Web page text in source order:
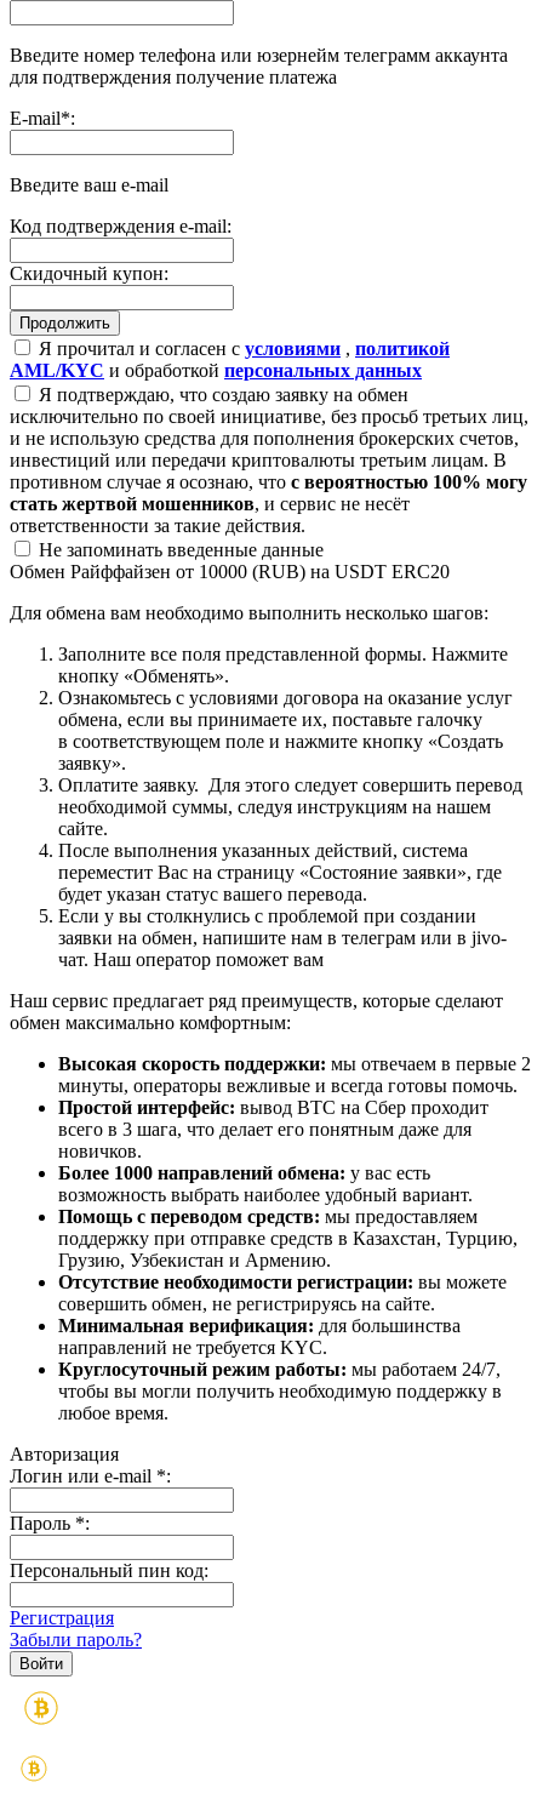
Введите номер телефона или юзернейм телеграмм аккаунта
для подтверждения получение платежа
E-mail*:
Введите ваш e-mail
Код подтверждения e-mail:
Скидочный купон:
Я прочитал и согласен с условиями , политикой
AML/KYC и обработкой персональных данных
Я подтверждаю, что создаю заявку на обмен
исключительно по своей инициативе, без просьб третьих лиц,
и не использую средства для пополнения брокерских счетов,
инвестиций или передачи криптовалюты третьим лицам. В
противном случае я осознаю, что с вероятностью 100% могу
стать жертвой мошенников, и сервис не несёт
ответственности за такие действия.
Не запоминать введенные данные
Обмен Райффайзен от 10000 (RUB) на USDT ERC20
Для обмена вам необходимо выполнить несколько шагов:
Заполните все поля представленной формы. Нажмите
кнопку «Обменять».
Ознакомьтесь с условиями договора на оказание услуг
обмена, если вы принимаете их, поставьте галочку
в соответствующем поле и нажмите кнопку «Создать
заявку».
Оплатите заявку. Для этого следует совершить перевод
необходимой суммы, следуя инструкциям на нашем
сайте.
После выполнения указанных действий, система
переместит Вас на страницу «Состояние заявки», где
будет указан статус вашего перевода.
Если у вы столкнулись с проблемой при создании
заявки на обмен, напишите нам в телеграм или в jivo-
чат. Наш оператор поможет вам
Наш сервис предлагает ряд преимуществ, которые сделают
обмен максимально комфортным:
Высокая скорость поддержки: мы отвечаем в первые 2
минуты, операторы вежливые и всегда готовы помочь.
Простой интерфейс: вывод BTC на Сбер проходит
всего в 3 шага, что делает его понятным даже для
новичков.
Более 1000 направлений обмена: у вас есть
возможность выбрать наиболее удобный вариант.
Помощь с переводом средств: мы предоставляем
поддержку при отправке средств в Казахстан, Турцию,
Грузию, Узбекистан и Армению.
Отсутствие необходимости регистрации: вы можете
совершить обмен, не регистрируясь на сайте.
Минимальная верификация: для большинства
направлений не требуется KYC.
Круглосуточный режим работы: мы работаем 24/7,
чтобы вы могли получить необходимую поддержку в
любое время.
Авторизация
Логин или e-mail *:
Пароль *:
Персональный пин код:
Регистрация
Забыли пароль?